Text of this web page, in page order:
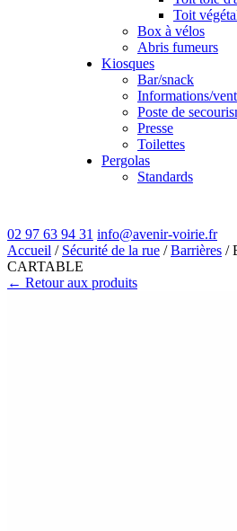
Toit
Box à vélos
Abris fumeurs
Kiosques
Bar/snack
Informations/
Poste de
Presse
Toilettes
Pergolas
Standards
02 97 63 94 31 info@avenir-voirie.fr
Accueil / Sécurité de la rue /Barrières /
CARTABLE
← Retour aux produits